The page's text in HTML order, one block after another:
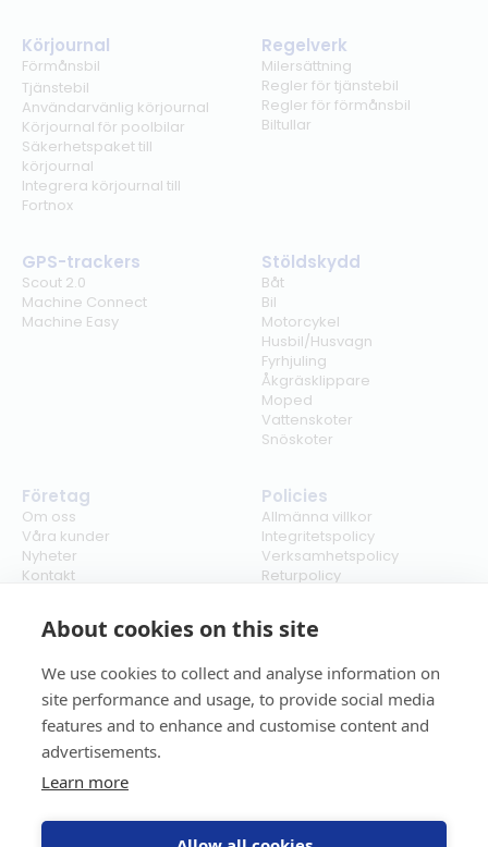
About cookies on this site
We use cookies to collect and analyse information on
site performance and usage, to provide social media
features and to enhance and customise content and
advertisements.
Learn more
Körjournal
Förmånsbil
Tjänstebil
Användarvänlig körjournal
Körjournal för poolbilar
Säkerhetspaket till
körjournal
Integrera körjournal till
Fortnox
Regelverk
Milersättning
Regler för tjänstebil
Regler för förmånsbil
Biltullar
GPS-trackers
Scout 2.0
Machine Connect
Machine Easy
Stöldskydd
Båt
Bil
Motorcykel
Husbil/Husvagn
Fyrhjuling
Åkgräsklippare
Moped
Vattenskoter
Snöskoter
Företag
Om oss
Våra kunder
Nyheter
Kontakt
Policies
Allmänna villkor
Integritetspolicy
Verksamhetspolicy
Returpolicy
Cookies